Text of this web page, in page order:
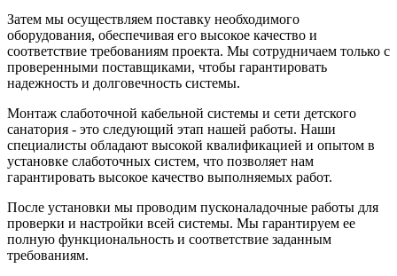
Затем мы осуществляем поставку необходимого
оборудования, обеспечивая его высокое качество и
соответствие требованиям проекта. Мы сотрудничаем только с
проверенными поставщиками, чтобы гарантировать
надежность и долговечность системы.
Монтаж слаботочной кабельной системы и сети детского
санатория - это следующий этап нашей работы. Наши
специалисты обладают высокой квалификацией и опытом в
установке слаботочных систем, что позволяет нам
гарантировать высокое качество выполняемых работ.
После установки мы проводим пусконаладочные работы для
проверки и настройки всей системы. Мы гарантируем ее
полную функциональность и соответствие заданным
требованиям.